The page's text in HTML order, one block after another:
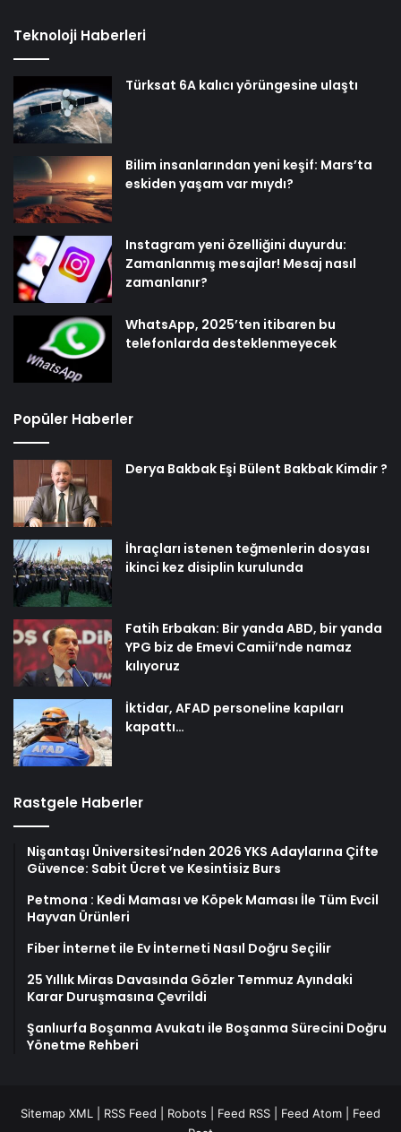
Teknoloji Haberleri
Türksat 6A kalıcı yörüngesine ulaştı
Bilim insanlarından yeni keşif: Mars’ta
eskiden yaşam var mıydı?
Instagram yeni özelliğini duyurdu:
Zamanlanmış mesajlar! Mesaj nasıl
zamanlanır?
WhatsApp, 2025’ten itibaren bu
telefonlarda desteklenmeyecek
Popüler Haberler
Derya Bakbak Eşi Bülent Bakbak Kimdir ?
İhraçları istenen teğmenlerin dosyası
ikinci kez disiplin kurulunda
Fatih Erbakan: Bir yanda ABD, bir yanda
YPG biz de Emevi Camii’nde namaz
kılıyoruz
İktidar, AFAD personeline kapıları
kapattı…
Rastgele Haberler
Nişantaşı Üniversitesi’nden 2026 YKS Adaylarına Çifte
Güvence: Sabit Ücret ve Kesintisiz Burs
Petmona : Kedi Maması ve Köpek Maması İle Tüm Evcil
Hayvan Ürünleri
Fiber İnternet ile Ev İnterneti Nasıl Doğru Seçilir
25 Yıllık Miras Davasında Gözler Temmuz Ayındaki
Karar Duruşmasına Çevrildi
Şanlıurfa Boşanma Avukatı ile Boşanma Sürecini Doğru
Yönetme Rehberi
Sitemap XML RSS Feed Robots Feed RSS Feed Atom
Feed